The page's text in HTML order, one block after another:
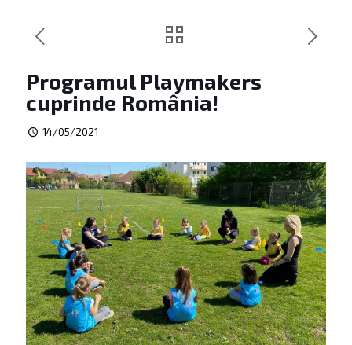
Programul Playmakers
cuprinde România!
14/05/2021